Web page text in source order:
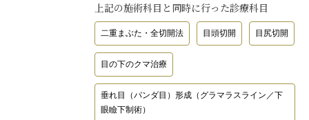
上記の施術科目と同時に行った診療科目
二重まぶた・全切開法 目頭切開 目尻切開
目の下のクマ治療
垂れ目（パンダ目）形成（グラマラスライン／下
眼瞼下制術）